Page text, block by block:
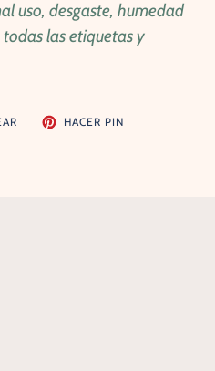
uso, desgaste, humedad
las etiquetas y
TUITEAR HACER PINPINEAR
EN